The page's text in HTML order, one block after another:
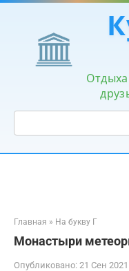
Перейти
контенту
Поиск:
Главная » На букву Г
Монастыри
Опубликовано: 21 Сен 2021